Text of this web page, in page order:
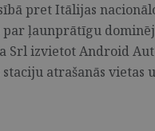
pret Itālijas
ļaunprātīgu
Srl izvietot Android
atrašanās vietas